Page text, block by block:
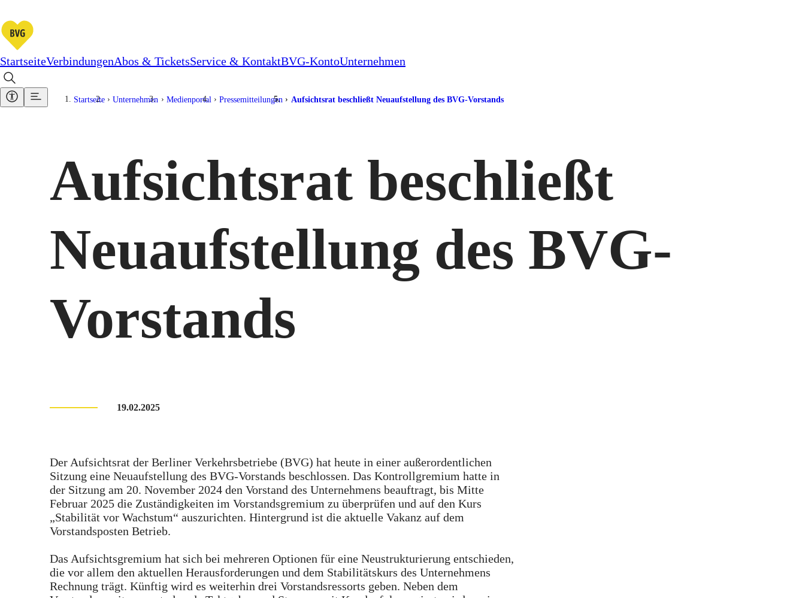
StartseiteVerbindungenAbos & TicketsService & KontaktBVG-KontoUnternehmen
Startseite Unternehmen Medienportal Pressemitteilungen Aufsichtsrat beschließt Neuaufstellung des BVG-Vorstands
Aufsichtsrat beschließt
Neuaufstellung des BVG-
Vorstands
19.02.2025
Der Aufsichtsrat der Berliner Verkehrsbetriebe (BVG) hat heute in einer außerordentlichen
Sitzung eine Neuaufstellung des BVG-Vorstands beschlossen. Das Kontrollgremium hatte in
der Sitzung am 20. November 2024 den Vorstand des Unternehmens beauftragt, bis Mitte
Februar 2025 die Zuständigkeiten im Vorstandsgremium zu überprüfen und auf den Kurs
„Stabilität vor Wachstum“ auszurichten. Hintergrund ist die aktuelle Vakanz auf dem
Vorstandsposten Betrieb.
Das Aufsichtsgremium hat sich bei mehreren Optionen für eine Neustrukturierung entschieden,
die vor allem den aktuellen Herausforderungen und dem Stabilitätskurs des Unternehmens
Rechnung trägt. Künftig wird es weiterhin drei Vorstandsressorts geben. Neben dem